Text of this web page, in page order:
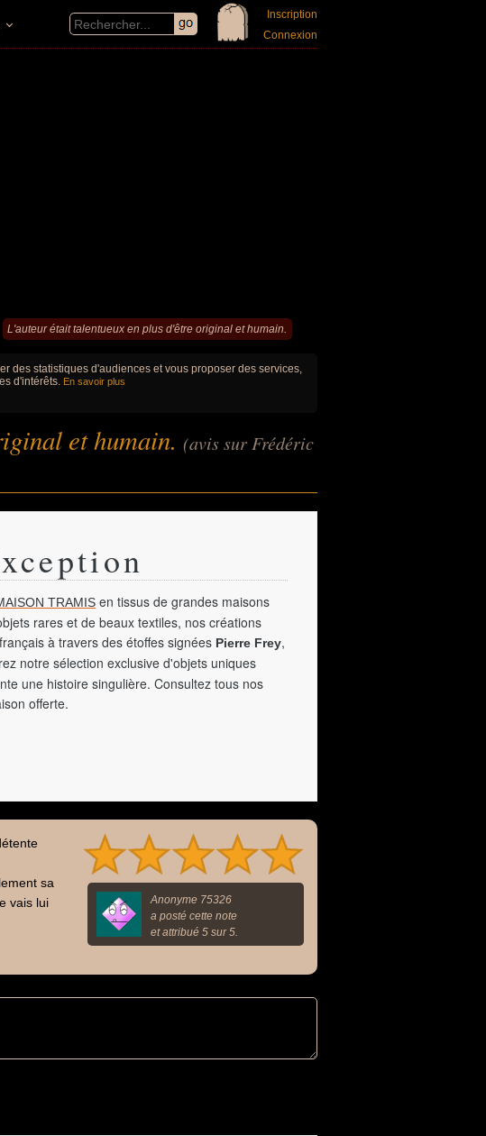
Inscription
Connexion
L'auteur était talentueux en plus d'être original et humain.
des statistiques d'audiences et vous proposer des services,
d'intérêts. En savoir plus
et humain. (avis sur Frédéric
TRAMIS en tissus de grandes maisons
rares et de beaux textiles, nos créations
à travers des étoffes signées Pierre Frey,
notre sélection exclusive d'objets uniques
une histoire singulière. Consultez tous nos
offerte.
Anonyme 75326
a posté cette note
et attribué 5 sur 5.
sa
vais lui